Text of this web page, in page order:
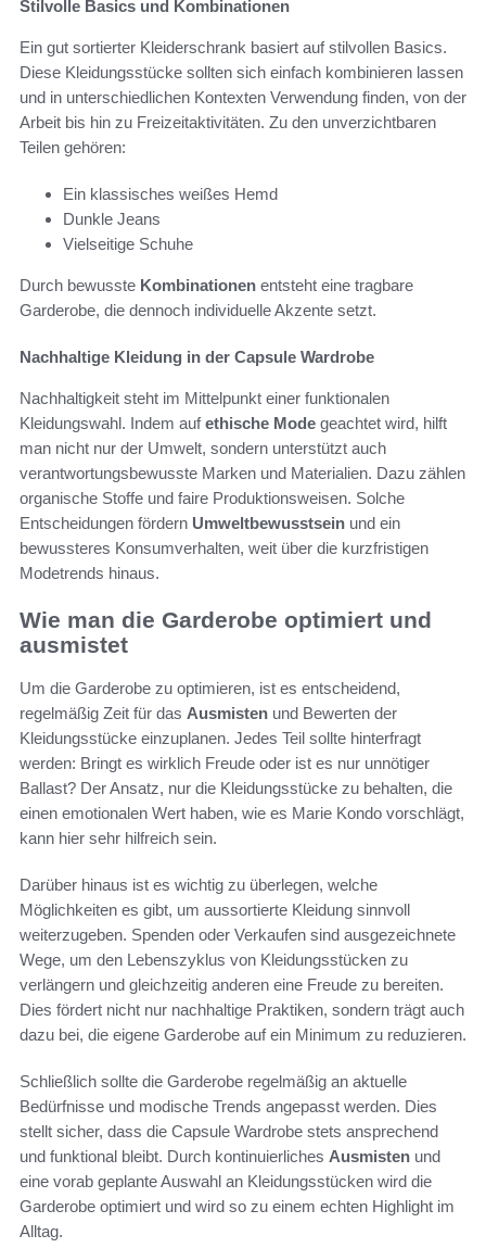
Stilvolle Basics und Kombinationen
Ein gut sortierter Kleiderschrank basiert auf stilvollen Basics.
Diese Kleidungsstücke sollten sich einfach kombinieren lassen
und in unterschiedlichen Kontexten Verwendung finden, von der
Arbeit bis hin zu Freizeitaktivitäten. Zu den unverzichtbaren
Teilen gehören:
Ein klassisches weißes Hemd
Dunkle Jeans
Vielseitige Schuhe
Durch bewusste Kombinationen entsteht eine tragbare
Garderobe, die dennoch individuelle Akzente setzt.
Nachhaltige Kleidung in der Capsule Wardrobe
Nachhaltigkeit steht im Mittelpunkt einer funktionalen
Kleidungswahl. Indem aufethische Mode geachtet wird, hilft
man nicht nur der Umwelt, sondern unterstützt auch
verantwortungsbewusste Marken und Materialien. Dazu zählen
organische Stoffe und faire Produktionsweisen. Solche
Entscheidungen fördern Umweltbewusstsein und ein
bewussteres Konsumverhalten, weit über die kurzfristigen
Modetrends hinaus.
Wie man die Garderobe optimiert und
ausmistet
Um die Garderobe zu optimieren, ist es entscheidend,
regelmäßig Zeit für das Ausmisten und Bewerten der
Kleidungsstücke einzuplanen. Jedes Teil sollte hinterfragt
werden: Bringt es wirklich Freude oder ist es nur unnötiger
Ballast? Der Ansatz, nur die Kleidungsstücke zu behalten, die
einen emotionalen Wert haben, wie es Marie Kondo vorschlägt,
kann hier sehr hilfreich sein.
Darüber hinaus ist es wichtig zu überlegen, welche
Möglichkeiten es gibt, um aussortierte Kleidung sinnvoll
weiterzugeben. Spenden oder Verkaufen sind ausgezeichnete
Wege, um den Lebenszyklus von Kleidungsstücken zu
verlängern und gleichzeitig anderen eine Freude zu bereiten.
Dies fördert nicht nur nachhaltige Praktiken, sondern trägt auch
dazu bei, die eigene Garderobe auf ein Minimum zu reduzieren.
Schließlich sollte die Garderobe regelmäßig an aktuelle
Bedürfnisse und modische Trends angepasst werden. Dies
stellt sicher, dass die Capsule Wardrobe stets ansprechend
und funktional bleibt. Durch kontinuierliches Ausmisten und
eine vorab geplante Auswahl an Kleidungsstücken wird die
Garderobe optimiert und wird so zu einem echten Highlight im
Alltag.